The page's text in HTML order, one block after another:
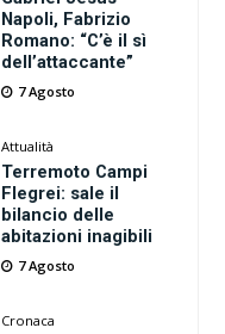
Napoli, Fabrizio
Romano: “C’è il sì
dell’attaccante”
7 Agosto
Attualità
Terremoto Campi
Flegrei: sale il
bilancio delle
abitazioni inagibili
7 Agosto
Cronaca